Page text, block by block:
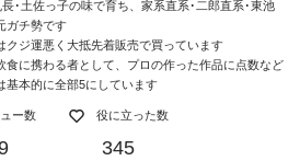
･土佐っ子の味で育ち、家系直系･二郎直系･東池
ガチ勢です
クジ運悪く大抵先着販売で買っています
食に携わる者として、プロの作った作品に点数など
基本的に全部5にしています
ー数 役に立った数
345